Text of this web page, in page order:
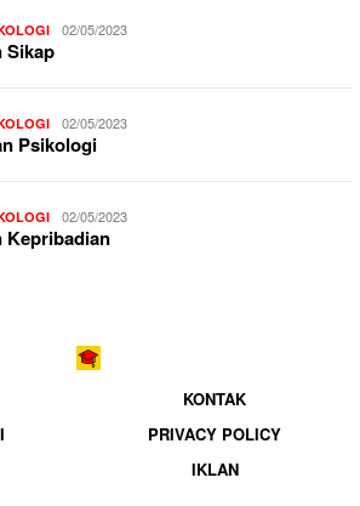
02/05/2023
Sikap
02/05/2023
Psikologi
02/05/2023
Kepribadian
KONTAK
PRIVACY POLICY
IKLAN